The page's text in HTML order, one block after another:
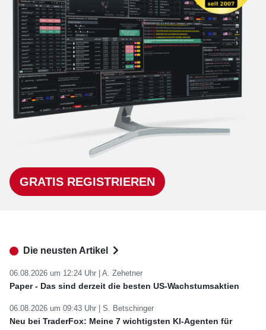
GRATIS REGISTRIEREN
Die neusten Artikel
06.08.2026 um 12:24 Uhr | A. Zehetner
Paper - Das sind derzeit die besten US-Wachstumsaktien
06.08.2026 um 09:43 Uhr | S. Betschinger
Neu bei TraderFox: Meine 7 wichtigsten KI-Agenten für